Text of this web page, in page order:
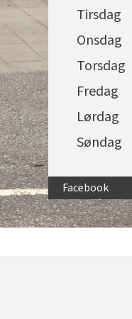
Tirsdag
Onsdag
Torsdag
Fredag
Lørdag
Søndag
Facebook